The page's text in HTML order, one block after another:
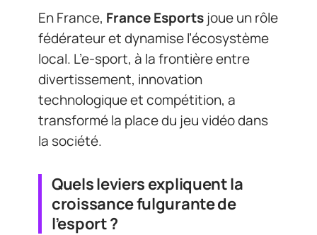
En France, France Esports joue un rôle
fédérateur et dynamise l’écosystème
local. L’e-sport, à la frontière entre
divertissement, innovation
technologique et compétition, a
transformé la place du jeu vidéo dans
la société.
Quels leviers expliquent la
croissance fulgurante de
l’esport ?